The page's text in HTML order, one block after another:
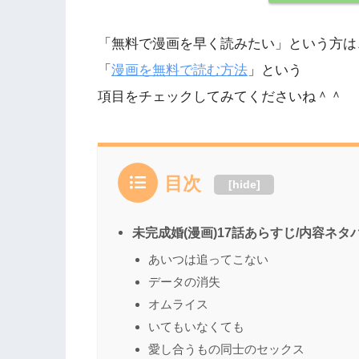
「無料で漫画を早く読みたい」という方
「 漫画を無料で読む方法 」という
項目をチェックしてみてくださいね＾＾
目次 [hide]
未完成婚(漫画)17話あらすじ/内容ネタ
あいつは追ってこない
データの消失
オムライス
いてもいなくても
愛し合うもの同士のセックス